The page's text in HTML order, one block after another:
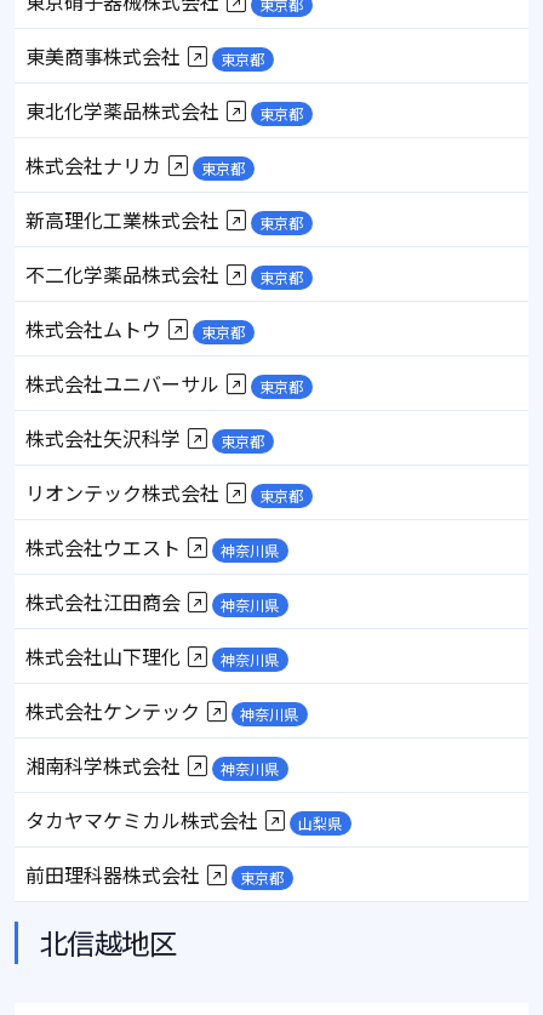
東京都
東美商事株式会社 東京都
東北化学薬品株式会社 東京都
株式会社ナリカ 東京都
新高理化工業株式会社 東京都
不二化学薬品株式会社 東京都
株式会社ムトウ 東京都
株式会社ユニバーサル 東京都
株式会社矢沢科学 東京都
リオンテック株式会社 東京都
株式会社ウエスト 神奈川県
株式会社江田商会 神奈川県
株式会社山下理化 神奈川県
株式会社ケンテック 神奈川県
湘南科学株式会社 神奈川県
タカヤマケミカル株式会社 山梨県
前田理科器株式会社 東京都
北信越地区